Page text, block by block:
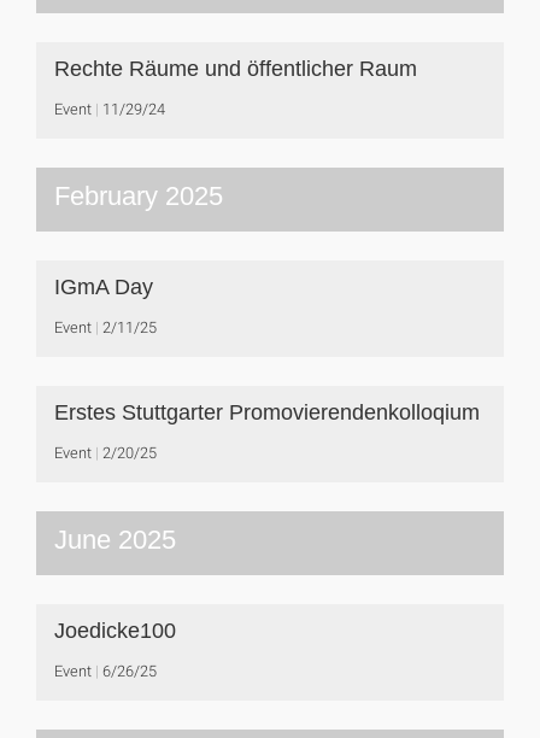
Rechte Räume und öffentlicher Raum
Event 11/29/24
February 2025
IGmA Day
Event 2/11/25
Erstes Stuttgarter Promovierendenkolloqium
Event 2/20/25
June 2025
Joedicke100
Event 6/26/25